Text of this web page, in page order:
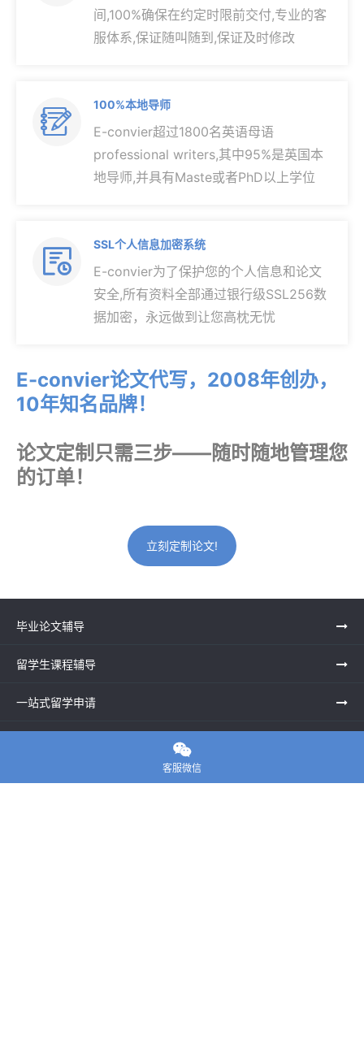
间,100%确保在约定时限前交付,专业的客
服体系,保证随叫随到,保证及时修改

100%本地导师
E-convier超过1800名英语母语
professional writers,其中95%是英国本
地导师,并具有Maste或者PhD以上学位

SSL个人信息加密系统
E-convier为了保护您的个人信息和论文
安全,所有资料全部通过银行级SSL256数
据加密，永远做到让您高枕无忧
E-convier论文代写，2008年创办，
10年知名品牌！
论文定制只需三步——随时随地管理您
的订单！
立刻定制论文!
毕业论文辅导
留学生课程辅导
一站式留学申请

客服微信